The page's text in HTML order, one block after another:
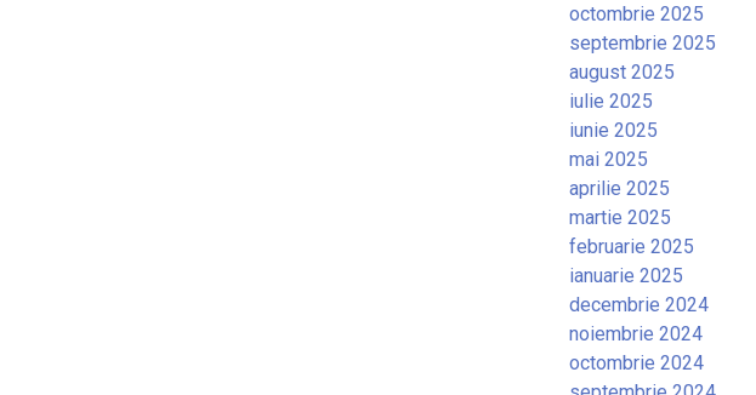
octombrie 2025
septembrie 2025
august 2025
iulie 2025
iunie 2025
mai 2025
aprilie 2025
martie 2025
februarie 2025
ianuarie 2025
decembrie 2024
noiembrie 2024
octombrie 2024